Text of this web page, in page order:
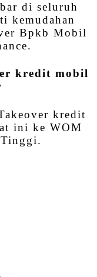
di seluruh
kemudahan
Bpkb Mobil
kredit mobil
kredit
ini ke WOM